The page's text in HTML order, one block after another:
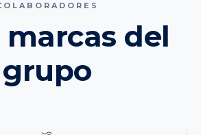
marcas del
grupo